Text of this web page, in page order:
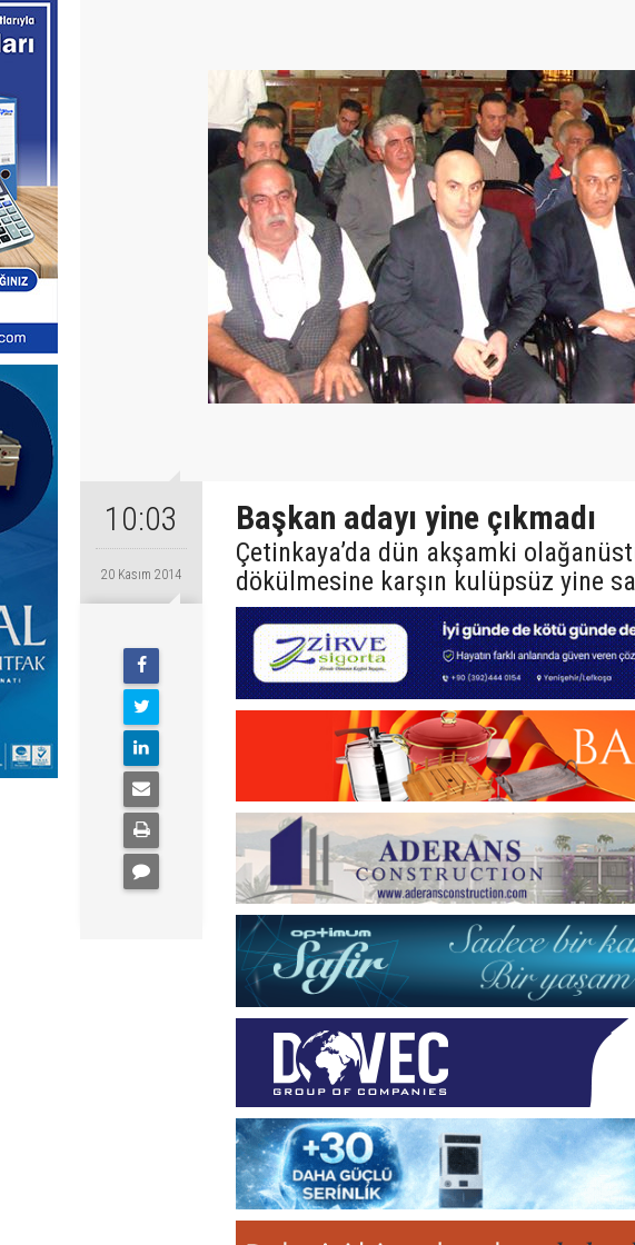
10:03
20 Kasım 2014
Başkan adayı yine çıkmadı
Çetinkaya’da dün akşamki
dökülmesine karşın kulüpsüz yine